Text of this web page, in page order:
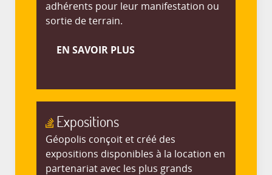
adhérents pour leur manifestation ou
sortie de terrain.
EN SAVOIR PLUS
Expositions
Géopolis conçoit et créé des
expositions disponibles à la location en
partenariat avec les plus grands